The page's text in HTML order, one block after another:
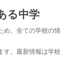
る中学
め、全ての学校の情
す。最新情報は学校